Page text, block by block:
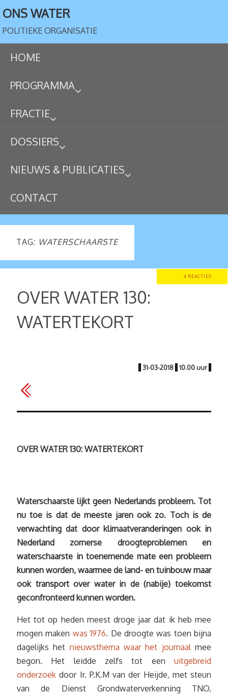
ONS WATER
POLITIEKE ORGANISATIE
HOME
PROGRAMMA
FRACTIE
DOSSIERS
NIEUWS & PUBLICATIES
CONTACT
TAG: WATERSCHAARSTE
4 REACTIES
OVER WATER 130:
WATERTEKORT
| 31-03-2018 | 10.00 uur |
OVER WATER 130: WATERTEKORT
Waterschaarste lijkt geen Nederlands probleem. Tot
nu toe is dat de meeste jaren ook zo. Toch is de
verwachting dat door klimaatveranderingen ook in
Nederland zomerse droogteproblemen en
waterschaarste in toenemende mate een probleem
kunnen worden, waarmee de land- en tuinbouw maar
ook transport over water in de (nabije) toekomst
geconfronteerd kunnen worden.
Het tot op heden meest droge jaar dat ik heb mee
mogen maken was 1976. De droogte was toen bijna
dagelijks het nieuwsthema waar het journaalmee
begon. Het leidde zelfs tot een uitgebreid
onderzoek door Ir. P.K.M van der Heijde, met steun
van de Dienst Grondwaterverkenning TNO,